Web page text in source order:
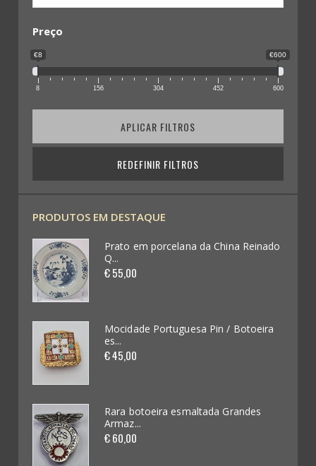
Leques (0)
Militária (78)
Condecorações (7)
Publicidade em Chapas / Cartazes (0)
Futebol / Desportos diversos (33)
Automobilia (62)
Videojogos e Consolas (4)
Brinquedos (62)
Kits / Modelismo (46)
Cadernetas e Cromos (16)
Preço
€8 €600
8 156 304 452 600
APLICAR FILTROS
REDEFINIR FILTROS
PRODUTOS EM DESTAQUE
Prato em porcelana da China Reinado
Q...
€ 55,00
Mocidade Portuguesa Pin / Botoeira
es...
€ 45,00
Rara botoeira esmaltada Grandes
Armaz...
€ 60,00